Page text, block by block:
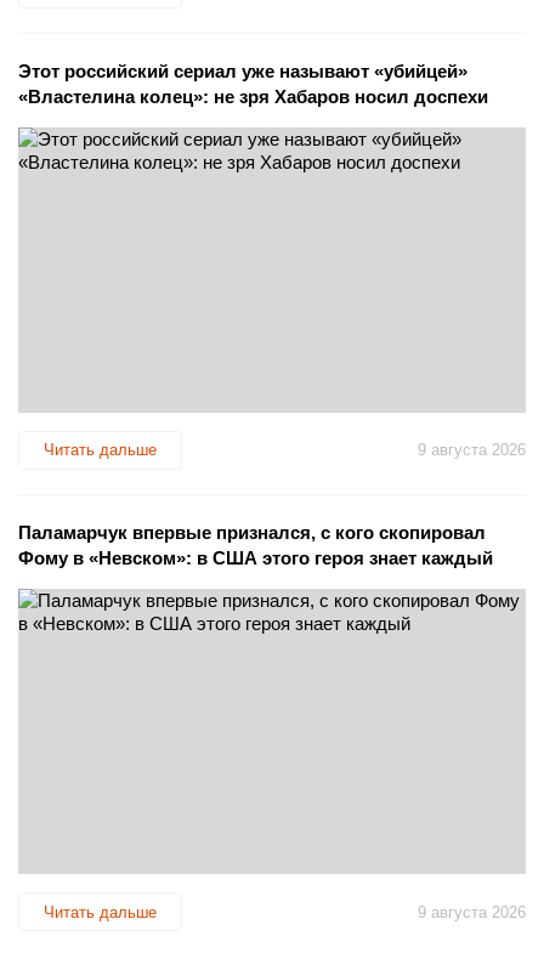
Этот российский сериал уже называют «убийцей»
«Властелина колец»: не зря Хабаров носил доспехи
Читать дальше 9 августа 2026
Паламарчук впервые признался, с кого скопировал
Фому в «Невском»: в США этого героя знает каждый
Читать дальше 9 августа 2026